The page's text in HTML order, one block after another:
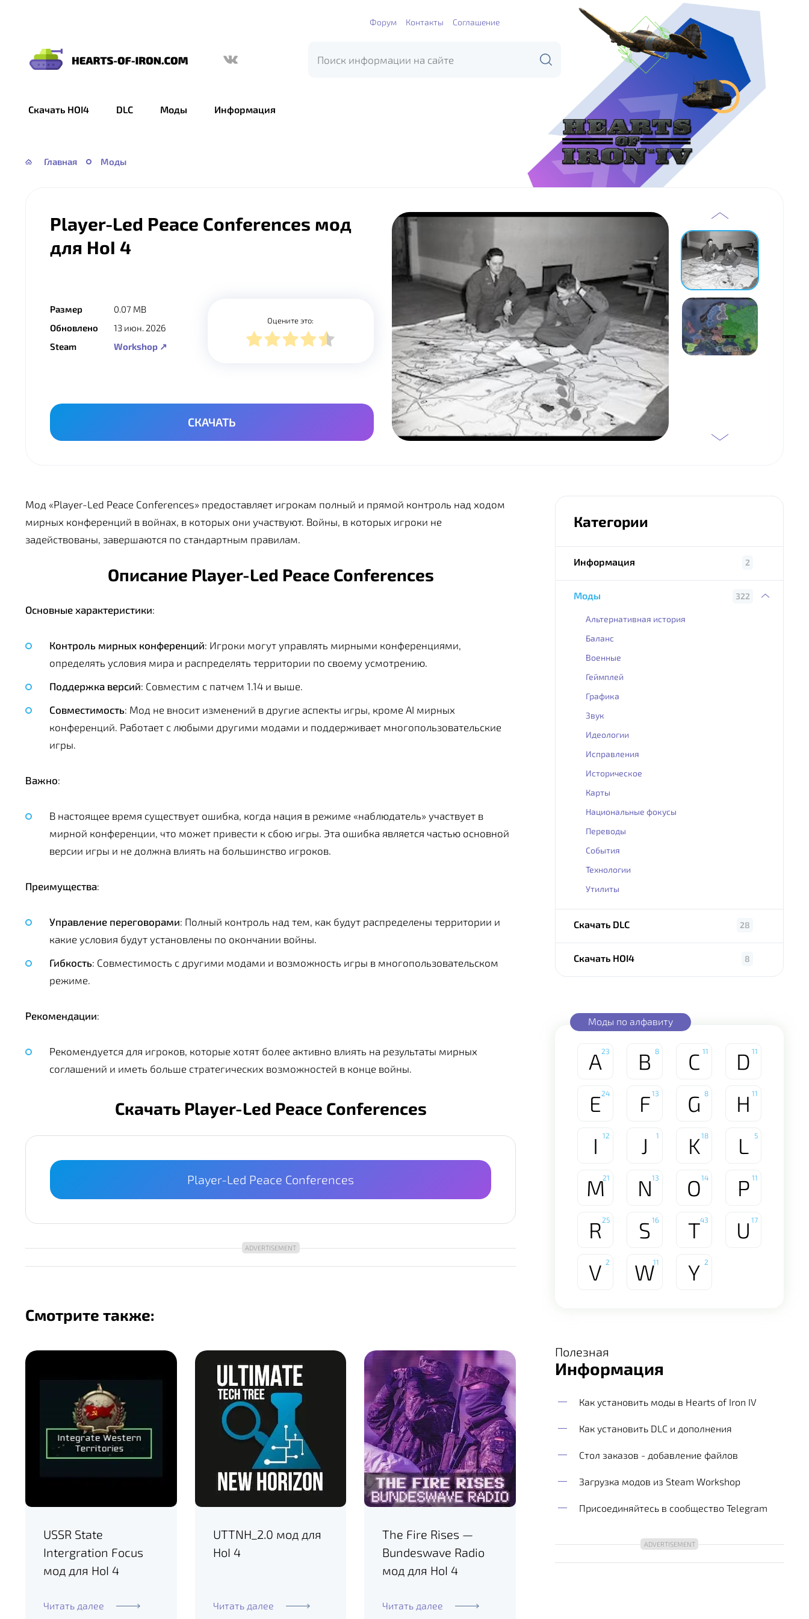
Форум Контакты Соглашение
Hearts
Скачать HOI4 DLC Моды Информация
Главная Моды
Player-Led Peace Conferences мод
для HoI 4
Размер
0.07 MB
Обновлено
13 июн. 2026
Steam
Workshop ↗
Оцените это:
СКАЧАТЬ
Мод «Player-Led Peace Conferences» предоставляет игрокам полный и прямой контроль над ходом
мирных конференций в войнах, в которых они участвуют. Войны, в которых игроки не
задействованы, завершаются по стандартным правилам.
Описание Player-Led Peace Conferences
Основные характеристики:
Контроль мирных конференций: Игроки могут управлять мирными конференциями,
определять условия мира и распределять территории по своему усмотрению.
Поддержка версий: Совместим с патчем 1.14 и выше.
Совместимость: Мод не вносит изменений в другие аспекты игры, кроме AI мирных
конференций. Работает с любыми другими модами и поддерживает многопользовательские
игры.
Важно:
В настоящее время существует ошибка, когда нация в режиме «наблюдатель» участвует в
мирной конференции, что может привести к сбою игры. Эта ошибка является частью основной
версии игры и не должна влиять на большинство игроков.
Преимущества:
Управление переговорами: Полный контроль над тем, как будут распределены территории и
какие условия будут установлены по окончании войны.
Гибкость: Совместимость с другими модами и возможность игры в многопользовательском
режиме.
Рекомендации:
Рекомендуется для игроков, которые хотят более активно влиять на результаты мирных
соглашений и иметь больше стратегических возможностей в конце войны.
Скачать Player-Led Peace Conferences
Player-Led Peace Conferences
Смотрите также:
USSR State
Intergration Focus
мод для HoI 4
Читать далее
UTTNH_2.0 мод для
HoI 4
Читать далее
The Fire Rises —
Bundeswave Radio
мод для HoI 4
Читать далее
Категории
Информация 2
Моды 322
Альтернативная история
Баланс
Военные
Геймплей
Графика
Звук
Идеологии
Исправления
Историческое
Карты
Национальные фокусы
Переводы
События
Технологии
Утилиты
Скачать DLC 28
Скачать HOI4 8
Моды по алфавиту
A23 B 8 C 11 D 11
E 24 F 13 G 8 H 11
I 12 J 1 K18 L 5
M21 N13 O14 P 11
R 25 S 16 T43 U 17
V 2 W11 Y 2
Полезная
Информация
Как установить моды в Hearts of Iron IV
Как установить DLC и дополнения
Стол заказов - добавление файлов
Загрузка модов из Steam Workshop
Присоединяйтесь в сообщество Telegram